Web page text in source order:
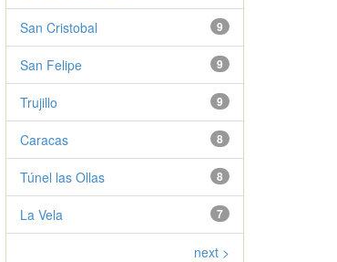
9
San Cristobal
9
San Felipe
9
Trujillo
8
Caracas
8
Túnel las Ollas
7
La Vela
next >